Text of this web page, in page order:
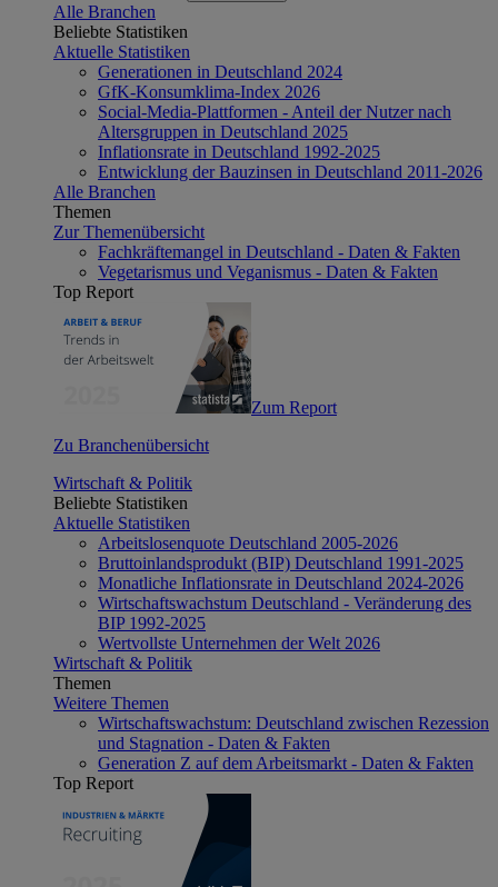
Alle Branchen
Beliebte Statistiken
Aktuelle Statistiken
Generationen in Deutschland 2024
GfK-Konsumklima-Index 2026
Social-Media-Plattformen - Anteil der Nutzer nach
Altersgruppen in Deutschland 2025
Inflationsrate in Deutschland 1992-2025
Entwicklung der Bauzinsen in Deutschland 2011-2026
Alle Branchen
Themen
Zur Themenübersicht
Fachkräftemangel in Deutschland - Daten & Fakten
Vegetarismus und Veganismus - Daten & Fakten
Top Report
Zum Report
Zu Branchenübersicht
Wirtschaft & Politik
Beliebte Statistiken
Aktuelle Statistiken
Arbeitslosenquote Deutschland 2005-2026
Bruttoinlandsprodukt (BIP) Deutschland 1991-2025
Monatliche Inflationsrate in Deutschland 2024-2026
Wirtschaftswachstum Deutschland - Veränderung des
BIP 1992-2025
Wertvollste Unternehmen der Welt 2026
Wirtschaft & Politik
Themen
Weitere Themen
Wirtschaftswachstum: Deutschland zwischen Rezession
und Stagnation - Daten & Fakten
Generation Z auf dem Arbeitsmarkt - Daten & Fakten
Top Report